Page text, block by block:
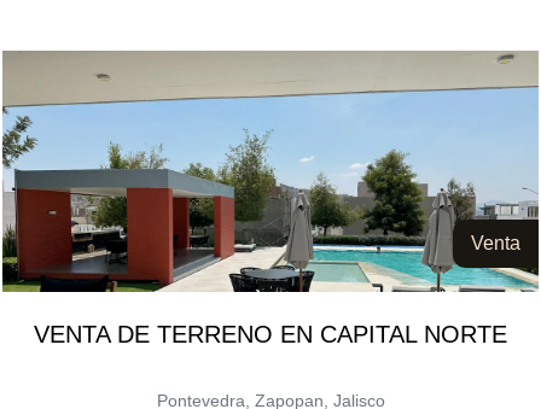
Venta
VENTA DE TERRENO EN CAPITAL NORTE
Pontevedra, Zapopan, Jalisco